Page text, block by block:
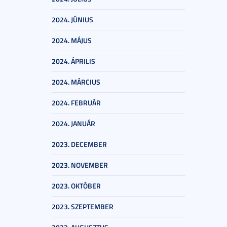
2024. JÚNIUS
2024. MÁJUS
2024. ÁPRILIS
2024. MÁRCIUS
2024. FEBRUÁR
2024. JANUÁR
2023. DECEMBER
2023. NOVEMBER
2023. OKTÓBER
2023. SZEPTEMBER